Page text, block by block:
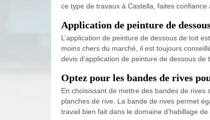
ce type de travaux à Castella, faites
Application de peinture de
L’application de peinture de dessous de toit
moins chers du marché, il est toujours
devis d’application de peinture de dessous
Optez pour les bandes de rives
En choisissant de mettre des bandes de rives
planches de rive. La bande de rives permet
travail bien fait dans le domaine d’habillage